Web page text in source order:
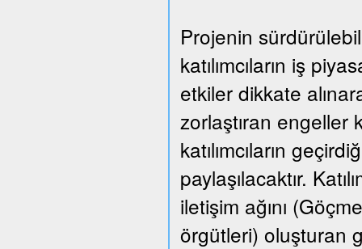
Projenin
katılımcıların iş
etkiler dikkate
zorlaştıran engeller
katılımcıların
paylaşılacaktır.
iletişim ağını
örgütleri) oluşturan